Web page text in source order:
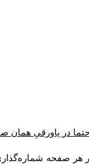
در پاورقیِ همان
هر صفحه